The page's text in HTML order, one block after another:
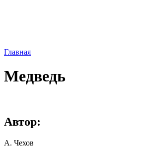
Главная
Медведь
Автор:
А. Чехов